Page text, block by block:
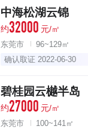
中海松湖云锦
约32000 元/㎡
东莞市
96~129㎡
确认取证 2022-06-30
碧桂园云樾半岛
约27000 元/㎡
东莞市
100~141㎡